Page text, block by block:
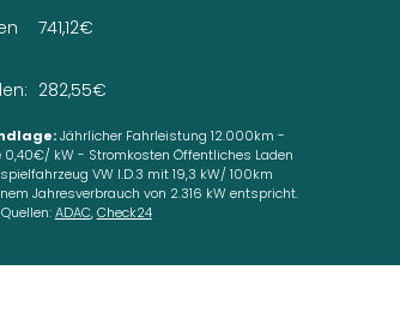
741,12€
282,55€
Jährlicher Fahrleistung 12.000km -
0,40€/ kW - Stromkosten Öffentliches Laden
VW I.D.3 mit 19,3 kW/ 100km
Jahresverbrauch von 2.316 kW entspricht.
Quellen:ADAC,Check24